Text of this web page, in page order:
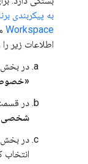
Workspace
اطلاعات زیر را
در بخش
در
شخصی
در بخش
انتخاب